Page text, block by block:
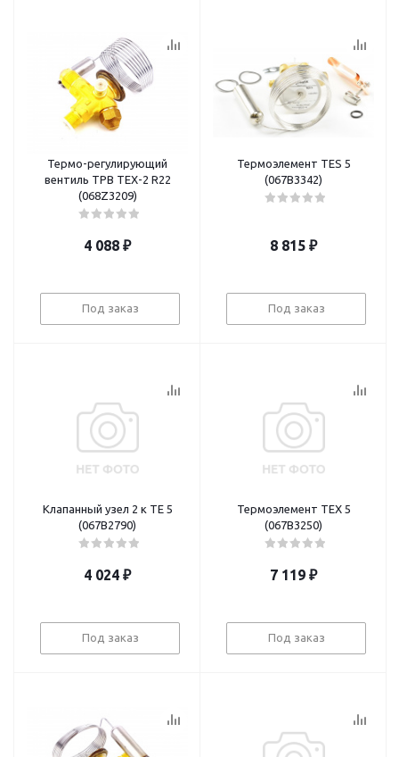
Термо-регулирующий
вентиль ТРВ TEX-2 R22
(068Z3209)
4 088 ₽
Под заказ
Термоэлемент TES 5
(067B3342)
8 815 ₽
Под заказ
Клапанный узел 2 к TE 5
(067B2790)
4 024 ₽
Под заказ
Термоэлемент TEX 5
(067B3250)
7 119 ₽
Под заказ